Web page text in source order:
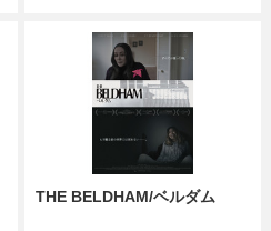
THE BELDHAM/ベルダム